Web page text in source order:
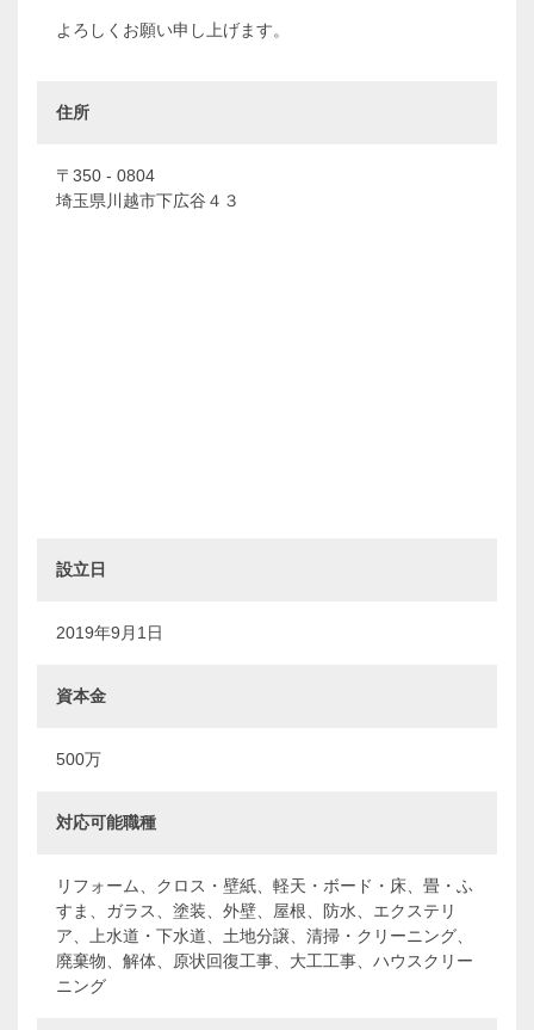
よろしくお願い申し上げます。
住所
〒350 - 0804
埼玉県川越市下広谷４３
設立日
2019年9月1日
資本金
500万
対応可能職種
リフォーム、クロス・壁紙、軽天・ボード・床、畳・ふ
すま、ガラス、塗装、外壁、屋根、防水、エクステリ
ア、上水道・下水道、土地分譲、清掃・クリーニング、
廃棄物、解体、原状回復工事、大工工事、ハウスクリー
ニング